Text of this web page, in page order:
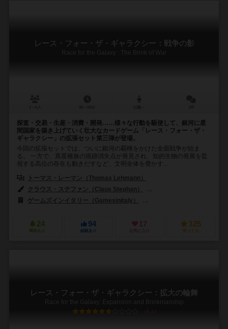
レース・フォー・ザ・ギャラクシー：戦争の影
Race for the Galaxy : The Brink of War
探査・交易・生産・消費・開発……様々な行動を駆使して、銀河に星
間国家を築き上げていく壮大なカードゲーム「レース・フォー・ザ・
ギャラクシー」の拡張セット第三弾が登場。
今回の拡張セットでは、ついに銀河の覇権をかけた全面戦争が始ま
る。 一方で、異星種族の痕跡消失点が発見され、知的生物の発展を監
視する高位の存在も動きだすなど、文明全体を脅かす...
トーマス・レーマン（Thomas Lehmann）
クラウス・ステファン（Claus Stephan）
ゲームズインイタリー（Gamesinitaly）
24
興味あり
94
経験あり
17
お気に入り
125
持ってる
レース・フォー・ザ・ギャラクシー：拡大の輪舞
Race for the Galaxy: Expansion and Brinkmanship
6.4